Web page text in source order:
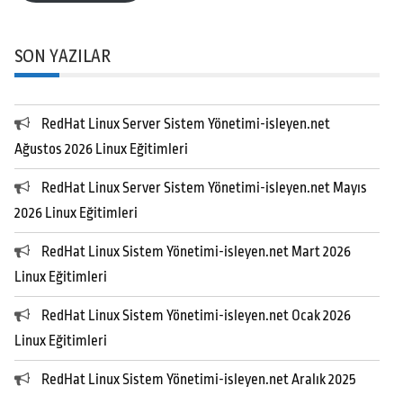
SON YAZILAR
RedHat Linux Server Sistem Yönetimi-isleyen.net
Ağustos 2026 Linux Eğitimleri
RedHat Linux Server Sistem Yönetimi-isleyen.net Mayıs
2026 Linux Eğitimleri
RedHat Linux Sistem Yönetimi-isleyen.net Mart 2026
Linux Eğitimleri
RedHat Linux Sistem Yönetimi-isleyen.net Ocak 2026
Linux Eğitimleri
RedHat Linux Sistem Yönetimi-isleyen.net Aralık 2025